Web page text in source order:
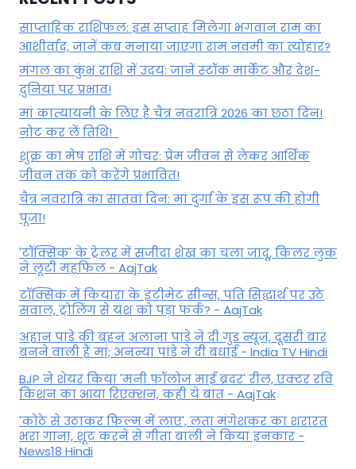
साप्ताहिक राशिफल: इस सप्ताह मिलेगा भगवान राम का
आशीर्वाद, जानें कब मनाया जाएगा राम नवमी का त्योहार?
मंगल का कुंभ राशि में उदय: जानें स्‍टॉक मार्केट और देश-
दुनिया पर प्रभाव!
मां कात्‍यायनी के लिए है चैत्र नवरात्रि 2026 का छठा दिन!
नोट कर लें तिथि!
शुक्र का मेष राशि में गोचर: प्रेम जीवन से लेकर आर्थिक
जीवन तक को करेंगे प्रभावित!
चैत्र नवरात्रि का सातवां दिन: मां दुर्गा के इस रूप की होगी
पूजा!
'टॉक्सिक' के ट्रेलर में संजीदा शेख का चला जादू, किलर लुक
ने लूटी महफिल - AajTak
टॉक्सिक में कियारा के इंटीमेट सीन्स, पति सिद्धार्थ पर उठे
सवाल, ट्रोलिंग से यश को पड़ा फर्क? - AajTak
अहान पांडे की बहन अलाना पांडे ने दी गुड न्यूज, दूसरी बार
बनने वाली हैं मां; अनन्या पांडे ने दी बधाई - India TV Hindi
BJP ने शेयर किया 'मनी फॉलोज माई ब्रदर' रील, एक्टर रवि
किशन का आया रिएक्शन, कही ये बात - AajTak
'कोठे से उठाकर फिल्म में लाए', लता मंगेशकर का शरारत
भरा गाना, शूट करने से गीता बाली ने किया इनकार -
News18 Hindi